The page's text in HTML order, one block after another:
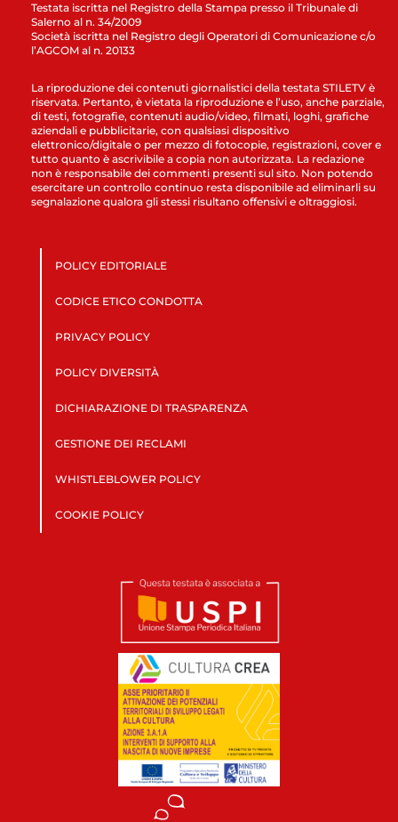
Testata iscritta nel Registro della Stampa presso il Tribunale di
Salerno al n. 34/2009
Società iscritta nel Registro degli Operatori di Comunicazione c/o
l’AGCOM al n. 20133
La riproduzione dei contenuti giornalistici della testata STILETV è
riservata. Pertanto, è vietata la riproduzione e l’uso, anche parziale,
di testi, fotografie, contenuti audio/video, filmati, loghi, grafiche
aziendali e pubblicitarie, con qualsiasi dispositivo
elettronico/digitale o per mezzo di fotocopie, registrazioni, cover e
tutto quanto è ascrivibile a copia non autorizzata. La redazione
non è responsabile dei commenti presenti sul sito. Non potendo
esercitare un controllo continuo resta disponibile ad eliminarli su
segnalazione qualora gli stessi risultano offensivi e oltraggiosi.
POLICY EDITORIALE
CODICE ETICO CONDOTTA
PRIVACY POLICY
POLICY DIVERSITÀ
DICHIARAZIONE DI TRASPARENZA
GESTIONE DEI RECLAMI
WHISTLEBLOWER POLICY
COOKIE POLICY